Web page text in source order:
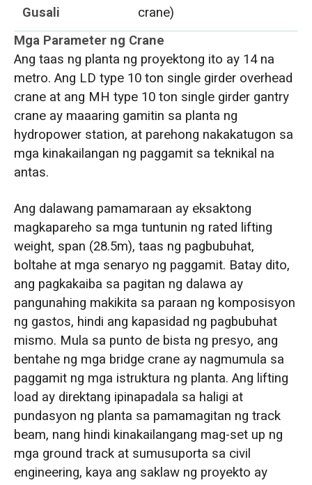
Gusali
crane)
Mga Parameter ng Crane
Ang taas ng planta ng proyektong ito ay 14 na
metro. Ang LD type 10 ton single girder overhead
crane at ang MH type 10 ton single girder gantry
crane ay maaaring gamitin sa planta ng
hydropower station, at parehong nakakatugon sa
mga kinakailangan ng paggamit sa teknikal na
antas.
Ang dalawang pamamaraan ay eksaktong
magkapareho sa mga tuntunin ng rated lifting
weight, span (28.5m), taas ng pagbubuhat,
boltahe at mga senaryo ng paggamit. Batay dito,
ang pagkakaiba sa pagitan ng dalawa ay
pangunahing makikita sa paraan ng komposisyon
ng gastos, hindi ang kapasidad ng pagbubuhat
mismo. Mula sa punto de bista ng presyo, ang
bentahe ng mga bridge crane ay nagmumula sa
paggamit ng mga istruktura ng planta. Ang lifting
load ay direktang ipinapadala sa haligi at
pundasyon ng planta sa pamamagitan ng track
beam, nang hindi kinakailangang mag-set up ng
mga ground track at sumusuporta sa civil
engineering, kaya ang saklaw ng proyekto ay